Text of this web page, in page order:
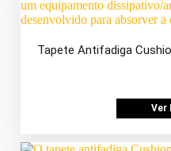
Tapete Antifadiga
Ver